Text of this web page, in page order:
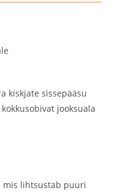
kiskjate sissepääsu
jooksuala
mis lihtsustab puuri